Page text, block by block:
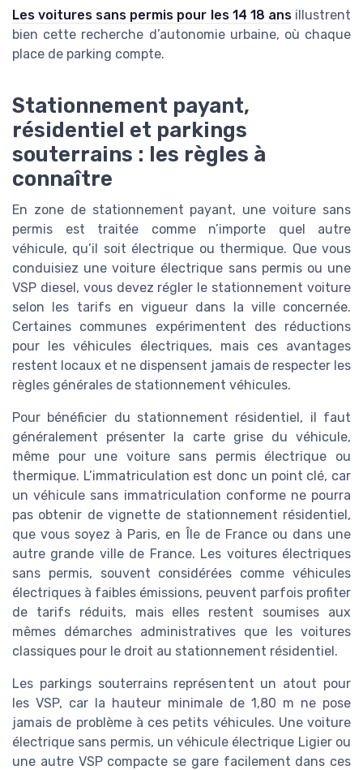
Les voitures sans permis pour les 14 18 ansillustrent
bien cette recherche d’autonomie urbaine, où chaque
place de parking compte.
Stationnement payant,
résidentiel et parkings
souterrains : les règles à
connaître
En zone de stationnement payant, une voiture sans
permis est traitée comme n’importe quel autre
véhicule, qu’il soit électrique ou thermique. Que vous
conduisiez une voiture électrique sans permis ou une
VSP diesel, vous devez régler le stationnement voiture
selon les tarifs en vigueur dans la ville concernée.
Certaines communes expérimentent des réductions
pour les véhicules électriques, mais ces avantages
restent locaux et ne dispensent jamais de respecter les
règles générales de stationnement véhicules.
Pour bénéficier du stationnement résidentiel, il faut
généralement présenter la carte grise du véhicule,
même pour une voiture sans permis électrique ou
thermique. L’immatriculation est donc un point clé, car
un véhicule sans immatriculation conforme ne pourra
pas obtenir de vignette de stationnement résidentiel,
que vous soyez à Paris, en Île de France ou dans une
autre grande ville de France. Les voitures électriques
sans permis, souvent considérées comme véhicules
électriques à faibles émissions, peuvent parfois profiter
de tarifs réduits, mais elles restent soumises aux
mêmes démarches administratives que les voitures
classiques pour le droit au stationnement résidentiel.
Les parkings souterrains représentent un atout pour
les VSP, car la hauteur minimale de 1,80 m ne pose
jamais de problème à ces petits véhicules. Une voiture
électrique sans permis, un véhicule électrique Ligier ou
une autre VSP compacte se gare facilement dans ces